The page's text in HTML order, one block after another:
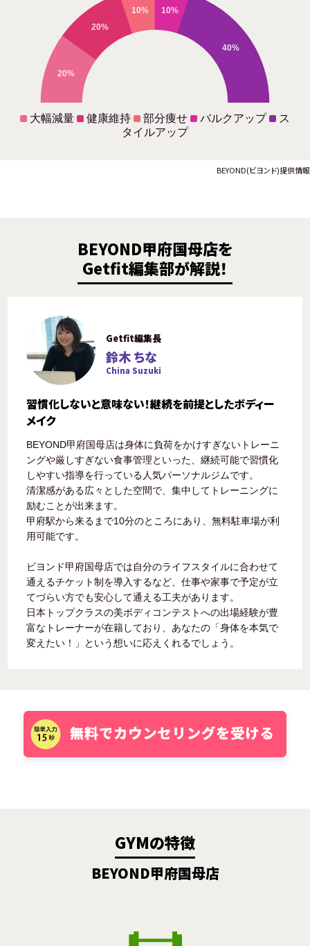
20%
20%
10% 10%
40%
大幅減量 健康維持 部分痩せ バルクアップ
ス
タイルアップ
BEYOND(ビヨンド)提供情報
BEYOND甲府国母店を
Getfit編集部が解説！
Getfit編集長
鈴木 ちな
China Suzuki
習慣化しないと意味ない！継続を前提としたボディー
メイク
BEYOND甲府国母店は身体に負荷をかけすぎないトレーニ
ングや厳しすぎない食事管理といった、継続可能で習慣化
しやすい指導を行っている人気パーソナルジムです。
清潔感がある広々とした空間で、集中してトレーニングに
励むことが出来ます。
甲府駅から来るまで10分のところにあり、無料駐車場が利
用可能です。
ビヨンド甲府国母店では自分のライフスタイルに合わせて
通えるチケット制を導入するなど、仕事や家事で予定が立
てづらい方でも安心して通える工夫があります。
日本トップクラスの美ボディコンテストへの出場経験が豊
富なトレーナーが在籍しており、あなたの「身体を本気で
変えたい！」という想いに応えくれるでしょう。
GYMの特徴
BEYOND甲府国母店